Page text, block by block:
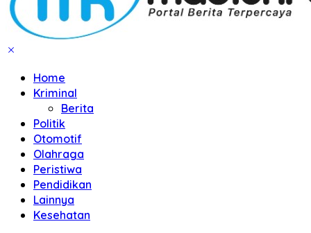
Home
Kriminal
Berita
Politik
Otomotif
Olahraga
Peristiwa
Pendidikan
Lainnya
Kesehatan